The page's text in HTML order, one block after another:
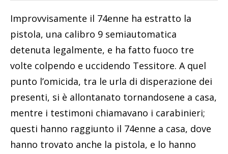
Improvvisamente il 74enne ha estratto la
pistola, una calibro 9 semiautomatica
detenuta legalmente, e ha fatto fuoco tre
volte colpendo e uccidendo Tessitore. A quel
punto l’omicida, tra le urla di disperazione dei
presenti, si è allontanato tornandosene a casa,
mentre i testimoni chiamavano i carabinieri;
questi hanno raggiunto il 74enne a casa, dove
hanno trovato anche la pistola, e lo hanno